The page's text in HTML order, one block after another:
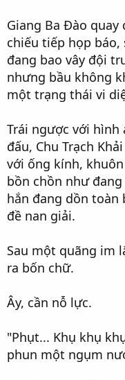
Giang Ba Đào quay
chiếu tiếp họp
đang bao vây đội
nhưng bầu không
một trạng thái vi
Trái ngược với hình
đấu, Chu Trạch
với ống kính,
bồn chồn như
hắn đang dồn toàn
đề nan giải.
Sau một quãng im
ra bốn chữ.
Ây, cần nỗ lực.
"Phụt... Khụ khụ
phun một ngụm